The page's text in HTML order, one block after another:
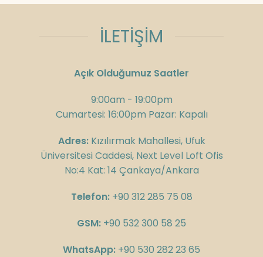
İLETİŞİM
Açık Olduğumuz Saatler
9:00am - 19:00pm
Cumartesi: 16:00pm Pazar: Kapalı
Adres:Kızılırmak Mahallesi, Ufuk
Üniversitesi Caddesi, Next Level Loft Ofis
No:4 Kat: 14 Çankaya/Ankara
Telefon: +90 312 285 75 08
GSM: +90 532 300 58 25
WhatsApp: +90 530 282 23 65